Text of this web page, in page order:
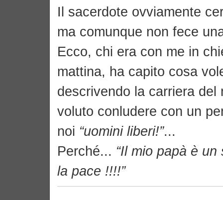
Il sacerdote ovviamente
ma comunque non fece
Ecco, chi era con me in
mattina, ha capito cosa
descrivendo la carriera del
voluto conludere con un
noi “uomini liberi!”...
Perché... “Il mio papà è
la pace !!!!”